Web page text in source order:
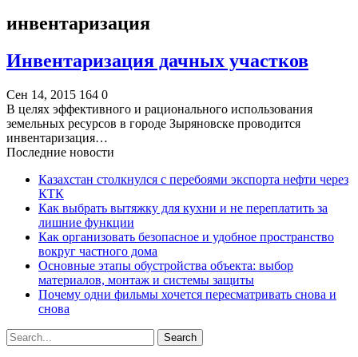
инвентаризация
Инвентаризация дачных участков
Сен 14, 2015 164 0
В целях эффективного и рационального использования
земельных ресурсов в городе Зыряновске проводится
инвентаризация…
Последние новости
Казахстан столкнулся с перебоями экспорта нефти через
КТК
Как выбрать вытяжку для кухни и не переплатить за
лишние функции
Как организовать безопасное и удобное пространство
вокруг частного дома
Основные этапы обустройства объекта: выбор
материалов, монтаж и системы защиты
Почему одни фильмы хочется пересматривать снова и
снова